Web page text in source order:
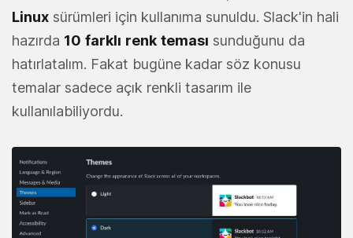
Linux sürümleri için kullanıma sunuldu. Slack'in hali
hazırda 10 farklı renk teması sunduğunu da
hatırlatalım. Fakat bugüne kadar söz konusu
temalar sadece açık renkli tasarım ile
kullanılabiliyordu.